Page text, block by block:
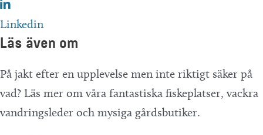
Linkedin
Läs även om
På jakt efter en upplevelse men inte riktigt säker på
vad? Läs mer om våra fantastiska fiskeplatser, vackra
vandringsleder och mysiga gårdsbutiker.